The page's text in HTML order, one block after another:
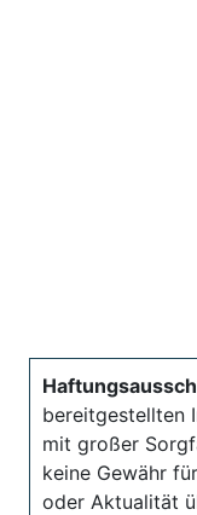
bereitgestellten
mit großer
keine Gewähr
oder Aktualität